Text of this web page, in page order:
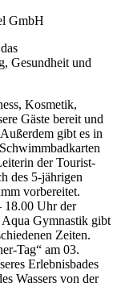
GmbH
Gesundheit und
Kosme­tik,
Gäste bereit und
gibt es in
der Tourist-
des 5-jährigen
vorbereitet.
18.00 Uhr der
Gymnastik gibt
Zeiten.
Tag“ am 03.
Erlebnisbades
Wassers von der